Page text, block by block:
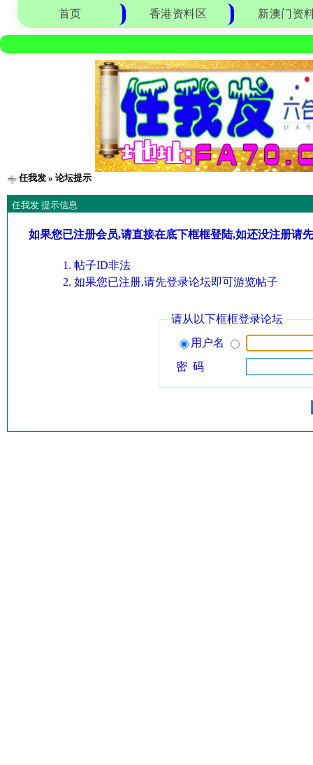
首页 香港资料区 新澳门资
任我发» 论坛提示
任我发 提示信息
如果您已注册会员,请直接在底下框框登陆,如还没注册请
帖子ID非法
如果您已注册,请先登录论坛即可游览帖子
请从以下框框登录论坛
用户名
密 码